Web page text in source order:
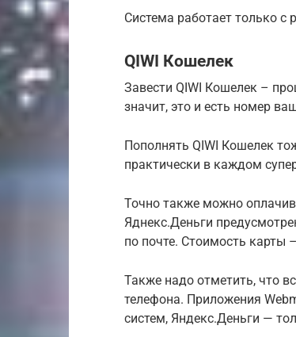
Система работает только с
QIWI Кошелек
Завести QIWI Кошелек –
значит, это и есть номер
Пополнять QIWI Кошелек
практически в каждом
Точно также можно
Яднекс.Деньги
по почте. Стоимость карты
Также надо отметить, что
телефона. Приложения
систем, Яндекс.Деньги —